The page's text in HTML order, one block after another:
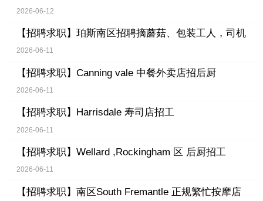
2026-06-12
【招聘求职】 珀斯南区招聘摘蘑菇、包装工人，司机
2026-06-11
【招聘求职】 Canning vale 中餐外卖店招后厨
2026-06-11
【招聘求职】 Harrisdale 寿司店招工
2026-06-11
【招聘求职】 Wellard ,Rockingham 区 后厨招工
2026-06-11
【招聘求职】 南区South Fremantle 正规繁忙按摩店